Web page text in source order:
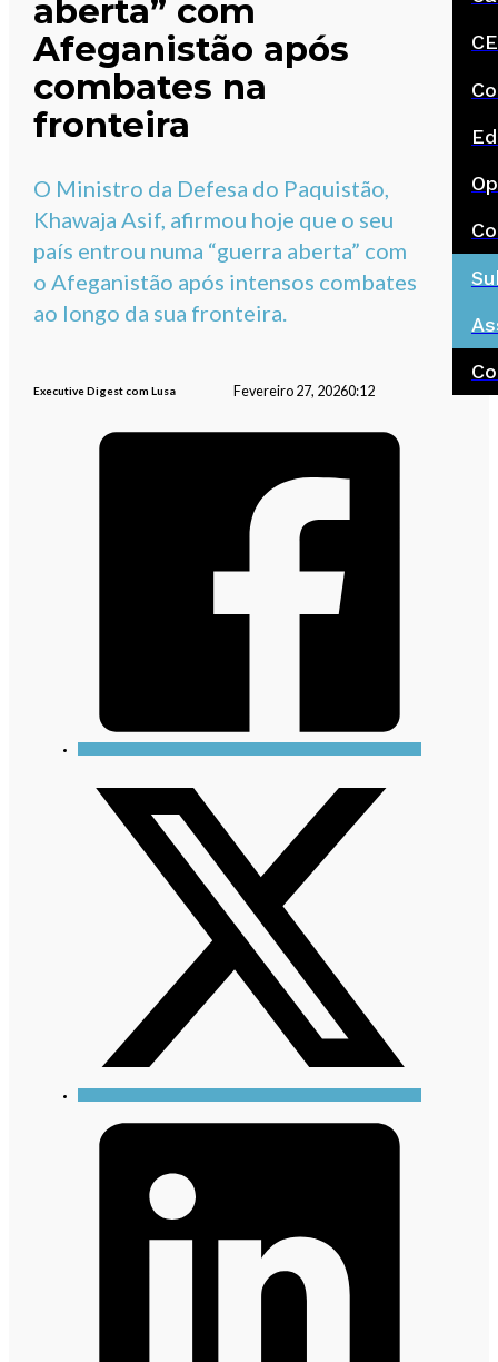
aberta” com
Afeganistão após
combates na
fronteira
O Ministro da Defesa do Paquistão,
Khawaja Asif, afirmou hoje que o seu
país entrou numa “guerra aberta” com
o Afeganistão após intensos combates
ao longo da sua fronteira.
Executive Digest com Lusa Fevereiro 27, 20260:12